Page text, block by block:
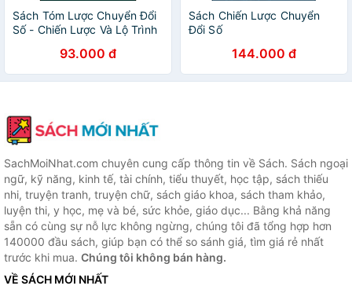
Sách Tóm Lược Chuyển Đổi
Số - Chiến Lược Và Lộ Trình
93.000 đ
Sách Chiến Lược Chuyển
Đổi Số
144.000 đ
SachMoiNhat.com chuyên cung cấp thông tin về Sách. Sách ngoại
ngữ, kỹ năng, kinh tế, tài chính, tiểu thuyết, học tập, sách thiếu
nhi, truyện tranh, truyện chữ, sách giáo khoa, sách tham khảo,
luyện thi, y học, mẹ và bé, sức khỏe, giáo dục... Bằng khả năng
sẵn có cùng sự nỗ lực không ngừng, chúng tôi đã tổng hợp hơn
140000 đầu sách, giúp bạn có thể so sánh giá, tìm giá rẻ nhất
trước khi mua. Chúng tôi không bán hàng.
VỀ SÁCH MỚI NHẤT